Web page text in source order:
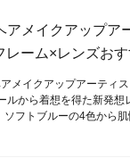
アメイクアップ
レーム×レンズお
メイクアップアーティ
ルから着想を得た新発
フトブルーの4色から肌